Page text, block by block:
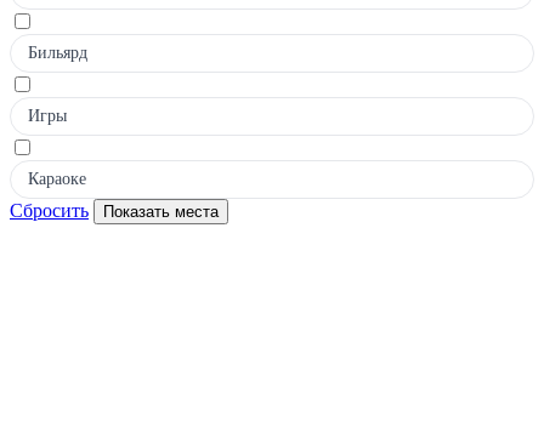
Бильярд
Игры
Караоке
Сбросить Показать места